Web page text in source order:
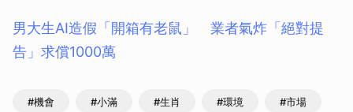
男大生AI造假「開箱有老鼠」 業者氣炸「絕對提
告」求償1000萬
#機會 #小滿 #生肖 #環境 #市場